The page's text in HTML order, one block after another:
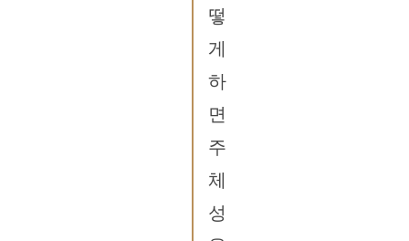
떻
게
하
면
주
체
성